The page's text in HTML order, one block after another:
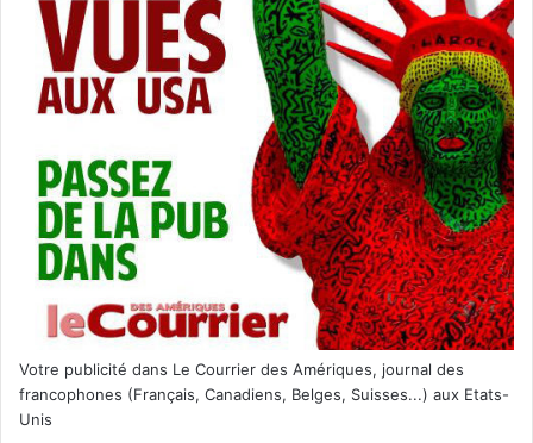
Votre publicité dans Le Courrier des Amériques, journal des
francophones (Français, Canadiens, Belges, Suisses...) aux Etats-
Unis